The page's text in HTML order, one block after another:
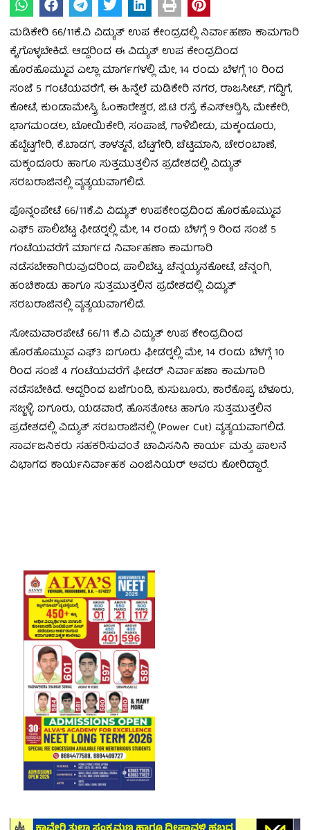
ಮಡಿಕೇರಿ 66/11ಕೆ.ವಿ ವಿದ್ಯುತ್ ಉಪ ಕೇಂದ್ರದಲ್ಲಿ ನಿರ್ವಾಹಣಾ ಕಾಮಗಾರಿ
ಕೈಗೊಳ್ಳಬೇಕಿದೆ. ಆದ್ದರಿಂದ ಈ ವಿದ್ಯುತ್ ಉಪ ಕೇಂದ್ರದಿಂದ
ಹೊರಹೊಮ್ಮುವ ಎಲ್ಲಾ ಮಾರ್ಗಗಳಲ್ಲಿ ಮೇ, 14 ರಂದು ಬೆಳಗ್ಗೆ 10 ರಿಂದ
ಸಂಜೆ 5 ಗಂಟೆಯವರೆಗೆ, ಈ ಹಿನ್ನೆಲೆ ಮಡಿಕೇರಿ ನಗರ, ರಾಜಸೀಟ್, ಗದ್ದಿಗೆ,
ಕೋಟೆ, ಕುಂಡಾಮೇಸ್ತ್ರಿ, ಓಂಕಾರೇಶ್ವರ, ಜಿ.ಟಿ ರಸ್ತೆ, ಕೆಎಸ್‍ಆರ್‍ಟಿಸಿ, ಮೇಕೇರಿ,
ಭಾಗಮಂಡಲ, ಬೋಯಿಕೇರಿ, ಸಂಪಾಜೆ, ಗಾಳಿಬೀಡು, ಮಕ್ಕಂದೂರು,
ಹೆಬ್ಬೆಟ್ಟಗೇರಿ, ಕೆ.ಬಾಡಗ, ತಾಳತ್ಮನೆ, ಬೆಟ್ಟಗೇರಿ, ಚೆಟ್ಟಿಮಾನಿ, ಚೇರಂಬಾಣೆ,
ಮಕ್ಕಂದೂರು ಹಾಗೂ ಸುತ್ತಮುತ್ತಲಿನ ಪ್ರದೇಶದಲ್ಲಿ ವಿದ್ಯುತ್
ಸರಬರಾಜಿನಲ್ಲಿ ವ್ಯತ್ಯಯವಾಗಲಿದೆ.
ಪೊನ್ನಂಪೇಟೆ 66/11ಕೆ.ವಿ ವಿದ್ಯುತ್ ಉಪಕೇಂದ್ರದಿಂದ ಹೊರಹೊಮ್ಮುವ
ಎಫ್5 ಪಾಲಿಬೆಟ್ಟ ಫೀಡರ್‍ನಲ್ಲಿ ಮೇ, 14 ರಂದು ಬೆಳಗ್ಗೆ 9 ರಿಂದ ಸಂಜೆ 5
ಗಂಟೆಯವರೆಗೆ ಮಾರ್ಗದ ನಿರ್ವಾಹಣಾ ಕಾಮಗಾರಿ
ನಡೆಸಬೇಕಾಗಿರುವುದರಿಂದ, ಪಾಲಿಬೆಟ್ಟ, ಚೆನ್ನಯ್ಯನಕೋಟೆ, ಚೆನ್ನಂಗಿ,
ಹಂಚಿಕಾಡು ಹಾಗೂ ಸುತ್ತಮುತ್ತಲಿನ ಪ್ರದೇಶದಲ್ಲಿ ವಿದ್ಯುತ್
ಸರಬರಾಜಿನಲ್ಲಿ ವ್ಯತ್ಯಯವಾಗಲಿದೆ.
ಸೋಮವಾರಪೇಟೆ 66/11 ಕೆ.ವಿ ವಿದ್ಯುತ್ ಉಪ ಕೇಂದ್ರದಿಂದ
ಹೊರಹೊಮ್ಮುವ ಎಫ್3 ಐಗೂರು ಫೀಡರ್‍ನಲ್ಲಿ ಮೇ, 14 ರಂದು ಬೆಳಗ್ಗೆ 10
ರಿಂದ ಸಂಜೆ 4 ಗಂಟೆಯವರೆಗೆ ಫೀಡರ್ ನಿರ್ವಾಹಣಾ ಕಾಮಗಾರಿ
ನಡೆಸಬೇಕಿದೆ. ಆದ್ದರಿಂದ ಬಜೆಗುಂಡಿ, ಕುಸುಬೂರು, ಕಾರೆಕೊಪ್ಪ, ಬೆಳೂರು,
ಸಜ್ಜಳ್ಳಿ, ಐಗೂರು, ಯಡವಾರೆ, ಹೊಸತೋಟ ಹಾಗೂ ಸುತ್ತಮುತ್ತಲಿನ
ಪ್ರದೇಶದಲ್ಲಿ ವಿದ್ಯುತ್ ಸರಬರಾಜಿನಲ್ಲಿ (Power Cut) ವ್ಯತ್ಯಯವಾಗಲಿದೆ.
ಸಾರ್ವಜನಿಕರು ಸಹಕರಿಸುವಂತೆ ಚಾವಿಸನಿನಿ ಕಾರ್ಯ ಮತ್ತು ಪಾಲನೆ
ವಿಭಾಗದ ಕಾರ್ಯನಿರ್ವಾಹಕ ಎಂಜಿನಿಯರ್ ಅವರು ಕೋರಿದ್ದಾರೆ.